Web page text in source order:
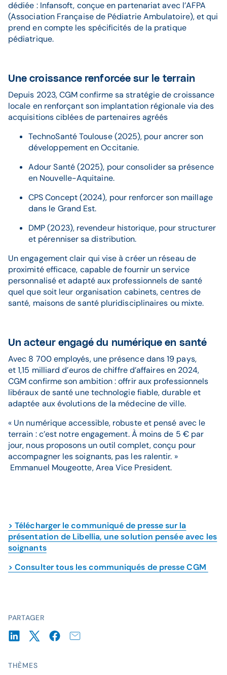
PARTAGER
THÈMES
dédiée : Infansoft, conçue en partenariat avec l’AFPA
(Association Française de Pédiatrie Ambulatoire), et qui
prend en compte les spécificités de la pratique
pédiatrique.
Une croissance renforcée sur le terrain
Depuis 2023, CGM confirme sa stratégie de croissance
locale en renforçant son implantation régionale via des
acquisitions ciblées de partenaires agréés
TechnoSanté Toulouse (2025), pour ancrer son
développement en Occitanie.
Adour Santé (2025), pour consolider sa présence
en Nouvelle-Aquitaine.
CPS Concept (2024), pour renforcer son maillage
dans le Grand Est.
DMP (2023), revendeur historique, pour structurer
et pérenniser sa distribution.
Un engagement clair qui vise à créer un réseau de
proximité efficace, capable de fournir un service
personnalisé et adapté aux professionnels de santé
quel que soit leur organisation cabinets, centres de
santé, maisons de santé pluridisciplinaires ou mixte.
Un acteur engagé du numérique en santé
Avec 8 700 employés, une présence dans 19 pays,
et 1,15 milliard d’euros de chiffre d’affaires en 2024,
CGM confirme son ambition : offrir aux professionnels
libéraux de santé une technologie fiable, durable et
adaptée aux évolutions de la médecine de ville.
« Un numérique accessible, robuste et pensé avec le
terrain : c’est notre engagement. À moins de 5 € par
jour, nous proposons un outil complet, conçu pour
accompagner les soignants, pas les ralentir. »
Emmanuel Mougeotte, Area Vice President.
> Télécharger le communiqué de presse sur la
présentation de Libellia, une solution pensée avec les
soignants
> Consulter tous les communiqués de presse CGM